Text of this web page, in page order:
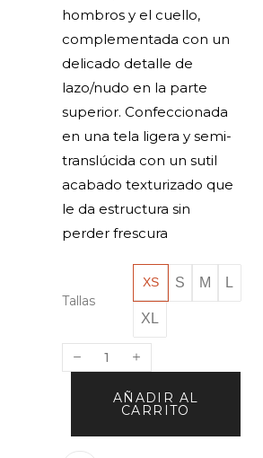
hombros y el cuello,
complementada con un
delicado detalle de
lazo/nudo en la parte
superior. Confeccionada
en una tela ligera y semi-
translúcida con un sutil
acabado texturizado que
le da estructura sin
perder frescura
Tallas
XS S M L
XL
AÑADIR AL
CARRITO